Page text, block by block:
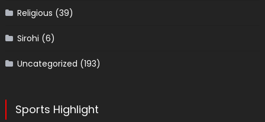
Religious (39)
Sirohi (6)
Uncategorized (193)
Sports Highlight